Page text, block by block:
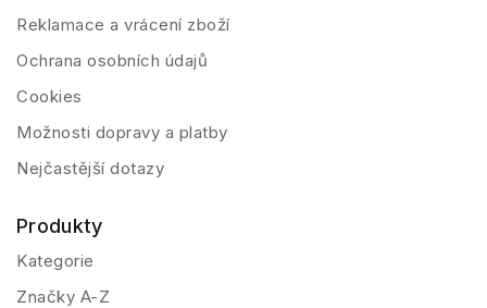
Reklamace a vrácení zboží
Ochrana osobních údajů
Cookies
Možnosti dopravy a platby
Nejčastější dotazy
Produkty
Kategorie
Značky A-Z